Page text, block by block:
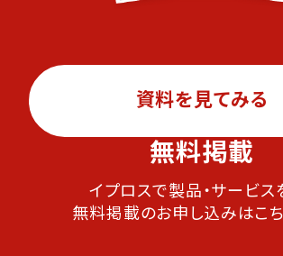
資料を見てみる
無料掲載
イプロスで製品・サービス
無料掲載のお申し込みはこ